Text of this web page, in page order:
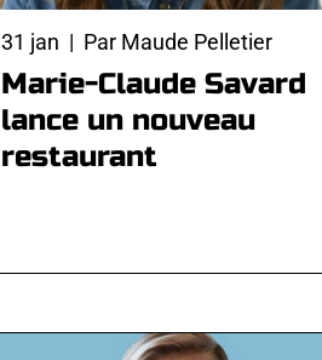
31 jan | Par Maude Pelletier
Marie-Claude Savard
lance un nouveau
restaurant